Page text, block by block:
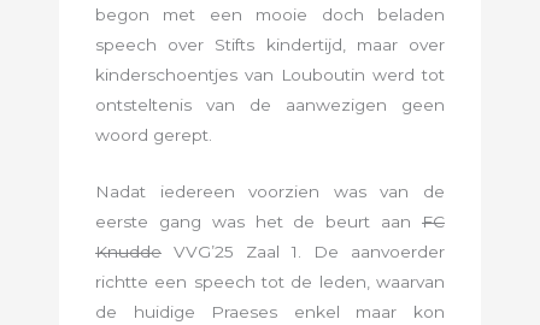
begon met een mooie doch beladen
speech over Stifts kindertijd, maar over
kinderschoentjes van Louboutin werd tot
ontsteltenis van de aanwezigen geen
woord gerept.
Nadat iedereen voorzien was van de
eerste gang was het de beurt aan FC
Knudde VVG’25 Zaal 1. De aanvoerder
richtte een speech tot de leden, waarvan
de huidige Praeses enkel maar kon